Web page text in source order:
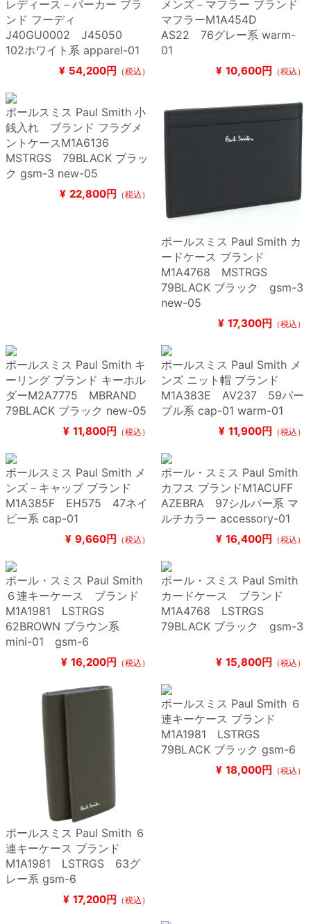
レディース－パーカー ブラ
ンド フーディ
J40GU0002 J45050
102ホワイト系 apparel-01
¥ 54,200円 （税込）
メンズ－マフラー ブランド
マフラーM1A454D
AS22 76グレー系 warm-
01
¥ 10,600円 （税込）
ポールスミス Paul Smith 小
銭入れ ブランド フラグメ
ントケースM1A6136
MSTRGS 79BLACK ブラッ
ク gsm-3 new-05
¥ 22,800円 （税込）
ポールスミス Paul Smith カ
ードケース ブランド
M1A4768 MSTRGS
79BLACK ブラック gsm-3
new-05
¥ 17,300円 （税込）
ポールスミス Paul Smith キ
ーリング ブランド キーホル
ダーM2A7775 MBRAND
79BLACK ブラック new-05
¥ 11,800円 （税込）
ポールスミス Paul Smith メ
ンズ ニット帽 ブランド
M1A383E AV237 59パー
プル系 cap-01 warm-01
¥ 11,900円 （税込）
ポールスミス Paul Smith メ
ンズ－キャップ ブランド
M1A385F EH575 47ネイ
ビー系 cap-01
¥ 9,660円 （税込）
ポール・スミス Paul Smith
カフス ブランドM1ACUFF
AZEBRA 97シルバー系 マ
ルチカラー accessory-01
¥ 16,400円 （税込）
ポール・スミス Paul Smith
６連キーケース ブランド
M1A1981 LSTRGS
62BROWN ブラウン系
mini-01 gsm-6
¥ 16,200円 （税込）
ポール・スミス Paul Smith
カードケース ブランド
M1A4768 LSTRGS
79BLACK ブラック gsm-3
¥ 15,800円 （税込）
ポールスミス Paul Smith ６
連キーケース ブランド
M1A1981 LSTRGS 63グ
レー系 gsm-6
¥ 17,200円 （税込）
ポールスミス Paul Smith ６
連キーケース ブランド
M1A1981 LSTRGS
79BLACK ブラック gsm-6
¥ 18,000円 （税込）